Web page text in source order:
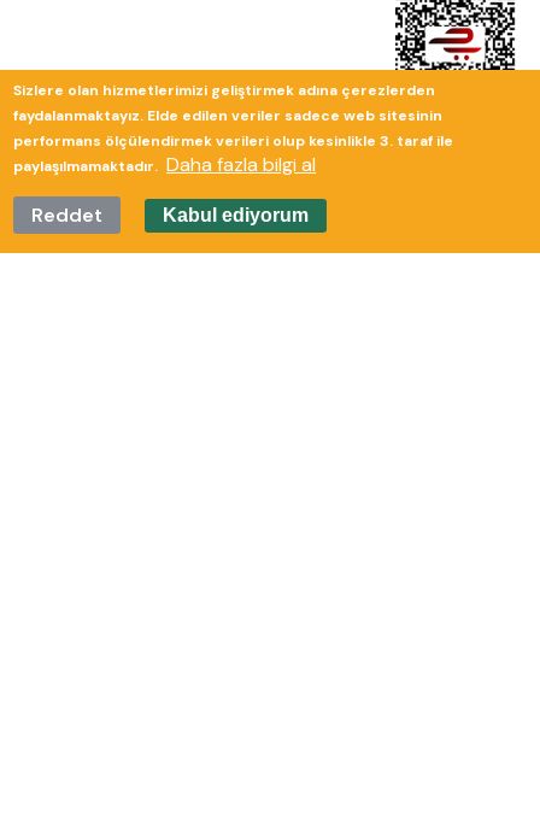
Sizlere olan hizmetlerimizi geliştirmek adına çerezlerden
faydalanmaktayız. Elde edilen veriler sadece web sitesinin
performans ölçülendirmek verileri olup kesinlikle 3. taraf ile
paylaşılmamaktadır. Daha fazla bilgi al
Reddet
Kabul ediyorum